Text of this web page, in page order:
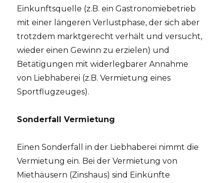
Einkunftsquelle (z.B. ein Gastronomiebetrieb
mit einer längeren Verlustphase, der sich aber
trotzdem marktgerecht verhält und versucht,
wieder einen Gewinn zu erzielen) und
Betätigungen mit widerlegbarer Annahme
von Liebhaberei (z.B. Vermietung eines
Sportflugzeuges).
Sonderfall Vermietung
Einen Sonderfall in der Liebhaberei nimmt die
Vermietung ein. Bei der Vermietung von
Miethäusern (Zinshaus) sind Einkünfte